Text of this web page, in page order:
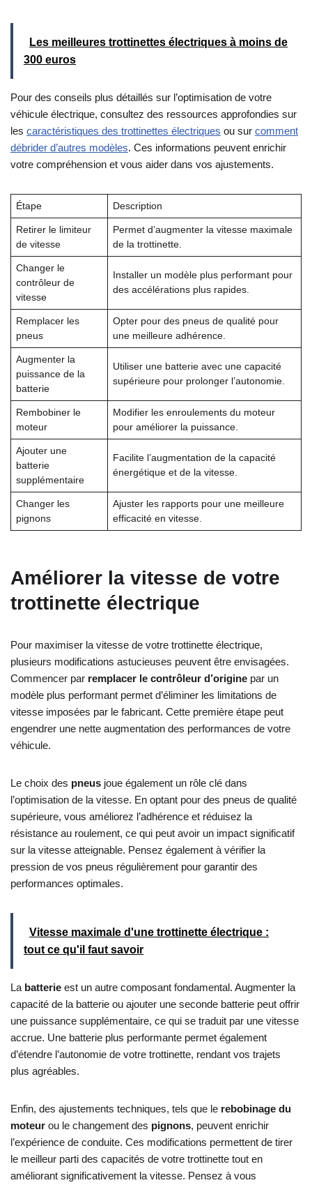
Les meilleures trottinettes électriques à moins de
300 euros
Pour des conseils plus détaillés sur l’optimisation de votre
véhicule électrique, consultez des ressources approfondies sur
les caractéristiques des trottinettes électriques ou sur comment
débrider d’autres modèles. Ces informations peuvent enrichir
votre compréhension et vous aider dans vos ajustements.
Étape Description
Retirer le limiteur
de vitesse
Permet d’augmenter la vitesse maximale
de la trottinette.
Changer le
contrôleur de
vitesse
Installer un modèle plus performant pour
des accélérations plus rapides.
Remplacer les
pneus
Opter pour des pneus de qualité pour
une meilleure adhérence.
Augmenter la
puissance de la
batterie
Utiliser une batterie avec une capacité
supérieure pour prolonger l’autonomie.
Rembobiner le
moteur
Modifier les enroulements du moteur
pour améliorer la puissance.
Ajouter une
batterie
supplémentaire
Facilite l’augmentation de la capacité
énergétique et de la vitesse.
Changer les
pignons
Ajuster les rapports pour une meilleure
efficacité en vitesse.
Améliorer la vitesse de votre
trottinette électrique
Pour maximiser la vitesse de votre trottinette électrique,
plusieurs modifications astucieuses peuvent être envisagées.
Commencer par remplacer le contrôleur d’origine par un
modèle plus performant permet d’éliminer les limitations de
vitesse imposées par le fabricant. Cette première étape peut
engendrer une nette augmentation des performances de votre
véhicule.
Le choix des pneus joue également un rôle clé dans
l’optimisation de la vitesse. En optant pour des pneus de qualité
supérieure, vous améliorez l’adhérence et réduisez la
résistance au roulement, ce qui peut avoir un impact significatif
sur la vitesse atteignable. Pensez également à vérifier la
pression de vos pneus régulièrement pour garantir des
performances optimales.
Vitesse maximale d'une trottinette électrique :
tout ce qu'il faut savoir
La batterie est un autre composant fondamental. Augmenter la
capacité de la batterie ou ajouter une seconde batterie peut offrir
une puissance supplémentaire, ce qui se traduit par une vitesse
accrue. Une batterie plus performante permet également
d’étendre l’autonomie de votre trottinette, rendant vos trajets
plus agréables.
Enfin, des ajustements techniques, tels que le rebobinage du
moteur ou le changement des pignons, peuvent enrichir
l’expérience de conduite. Ces modifications permettent de tirer
le meilleur parti des capacités de votre trottinette tout en
améliorant significativement la vitesse. Pensez à vous